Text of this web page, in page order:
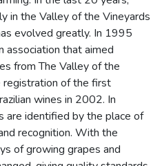
in the Valley of the Vineyards
evolved greatly. In 1995
association that aimed
from The Valley of the
registration of the first
wines in 2002. In
are identified by the place of
recognition. With the
of growing grapes and